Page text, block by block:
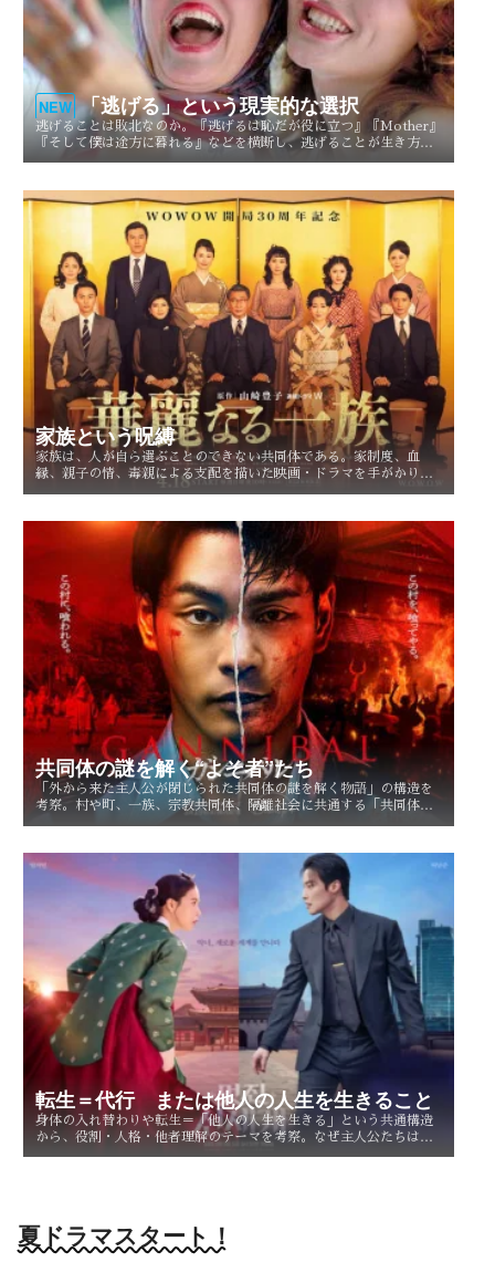
NEW 「逃げる」という現実的な選択
逃げることは敗北なのか。『逃げるは恥だが役に立つ』『Mother』
『そして僕は途方に暮れる』などを横断し、逃げることが生き方や
家族という呪縛
家族は、人が自ら選ぶことのできない共同体である。家制度、血
縁、親子の情、毒親による支配を描いた映画・ドラマを手がかり
共同体の謎を解く“よそ者”たち
「外から来た主人公が閉じられた共同体の謎を解く物語」の構造を
考察。村や町、一族、宗教共同体、隔離社会に共通する「共同体の
転生＝代行 または他人の人生を生きること
身体の入れ替わりや転生＝「他人の人生を生きる」という共通構造
から、役割・人格・他者理解のテーマを考察。なぜ主人公たちは他
夏ドラマスタート！